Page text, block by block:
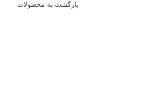
بازگشت به محصولات